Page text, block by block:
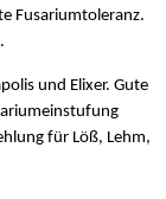
Fusariumtoleranz.
und Elixer. Gute
für Löß, Lehm,